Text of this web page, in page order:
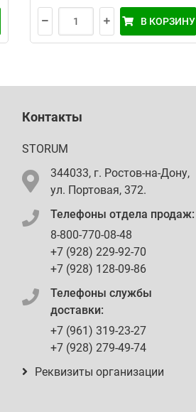
В КОРЗИНУ
Контакты
STORUM
344033, г. Ростов-на-Дону,
ул. Портовая, 372.
Телефоны отдела продаж:
8-800-770-08-48
+7 (928) 229-92-70
+7 (928) 128-09-86
Телефоны службы
доставки:
+7 (961) 319-23-27
+7 (928) 279-49-74
Реквизиты организации